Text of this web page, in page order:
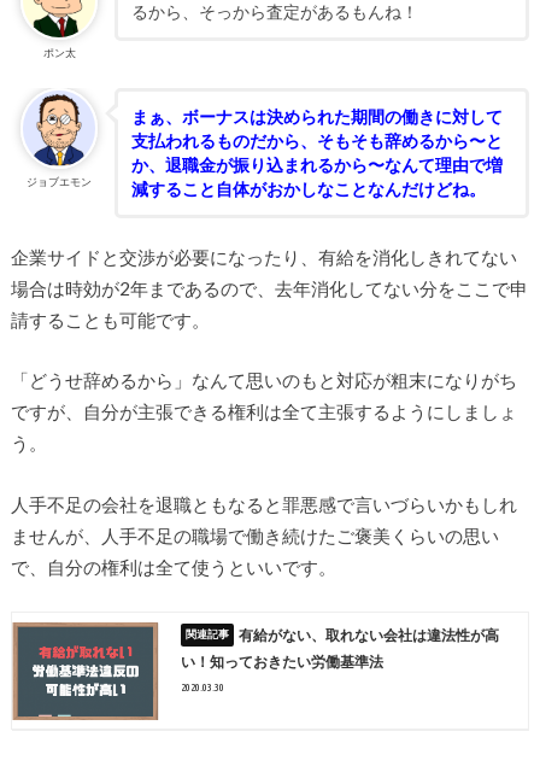
ポン太
るから、そっから査定があるもんね！
ジョブエモン
まぁ、ボーナスは決められた期間の働きに対して
支払われるものだから、そもそも辞めるから〜と
か、退職金が振り込まれるから〜なんて理由で増
減すること自体がおかしなことなんだけどね。
企業サイドと交渉が必要になったり、有給を消化しきれてない
場合は時効が2年まであるので、去年消化してない分をここで申
請することも可能です。
「どうせ辞めるから」なんて思いのもと対応が粗末になりがち
ですが、自分が主張できる権利は全て主張するようにしましょ
う。
人手不足の会社を退職ともなると罪悪感で言いづらいかもしれ
ませんが、人手不足の職場で働き続けたご褒美くらいの思い
で、自分の権利は全て使うといいです。
有給がない、取れない会社は違法性が高
い！知っておきたい労働基準法
2020.03.30